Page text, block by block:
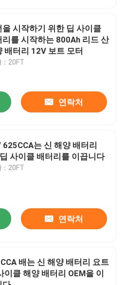
리
을 시작하기 위한 딥 사이클
리를 시작하는 800Ah 리드 산
배터리 12V 보트 모터
：20FT
연락처
625CCA는 신 해양 배터리
사이클 배터리를 이끕니다
：20FT
연락처
배는 신 해양 배터리 요트
이클 해양 배터리 OEM을 이